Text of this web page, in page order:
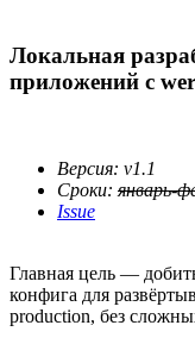
Локальная
приложений с
Версия: v1.1
Сроки: январь-
Issue
Главная цель —
конфига для
production, без